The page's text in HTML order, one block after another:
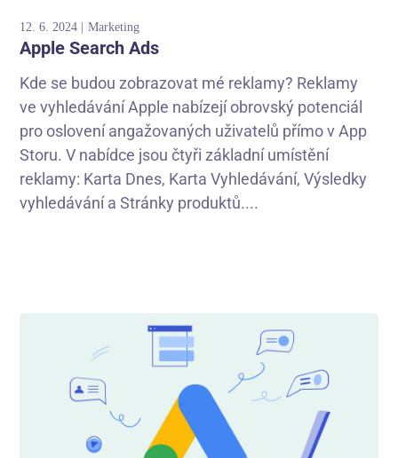
12. 6. 2024 Marketing
Apple Search Ads
Kde se budou zobrazovat mé reklamy? Reklamy
ve vyhledávání Apple nabízejí obrovský potenciál
pro oslovení angažovaných uživatelů přímo v App
Storu. V nabídce jsou čtyři základní umístění
reklamy: Karta Dnes, Karta Vyhledávání, Výsledky
vyhledávání a Stránky produktů....